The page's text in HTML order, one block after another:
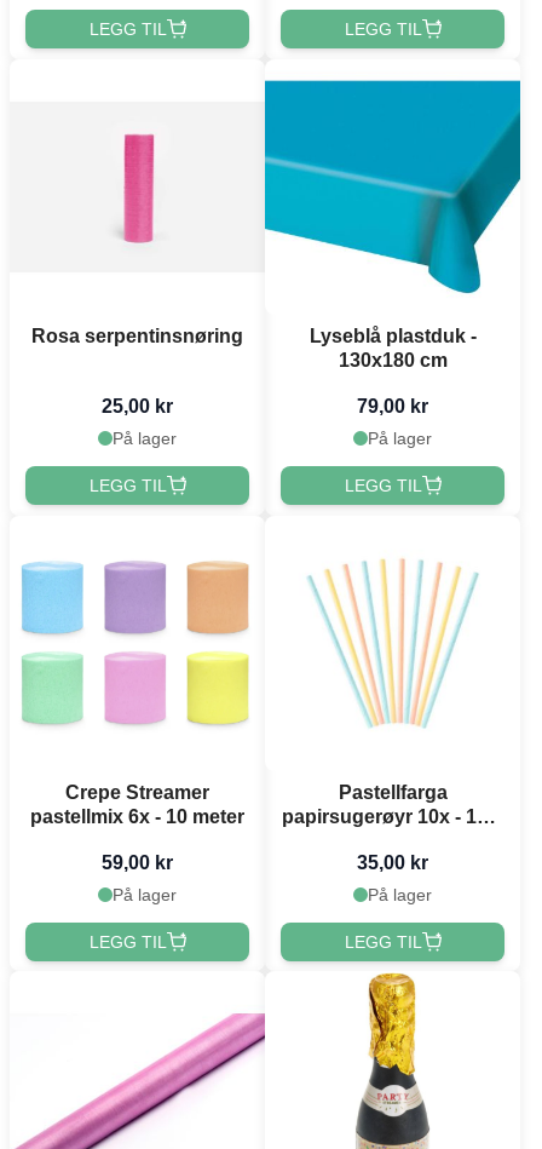
LEGG TIL LEGG TIL
Rosa serpentinsnøring
25,00 kr
På lager
LEGG TIL
Lyseblå plastduk -
130x180 cm
79,00 kr
På lager
LEGG TIL
Crepe Streamer
pastellmix 6x - 10 meter
59,00 kr
På lager
LEGG TIL
Pastellfarga
papirsugerøyr 10x - 19,5
35,00 kr
På lager
LEGG TIL